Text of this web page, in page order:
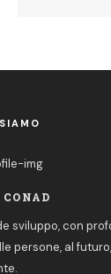
sviluppo, con
persone, al